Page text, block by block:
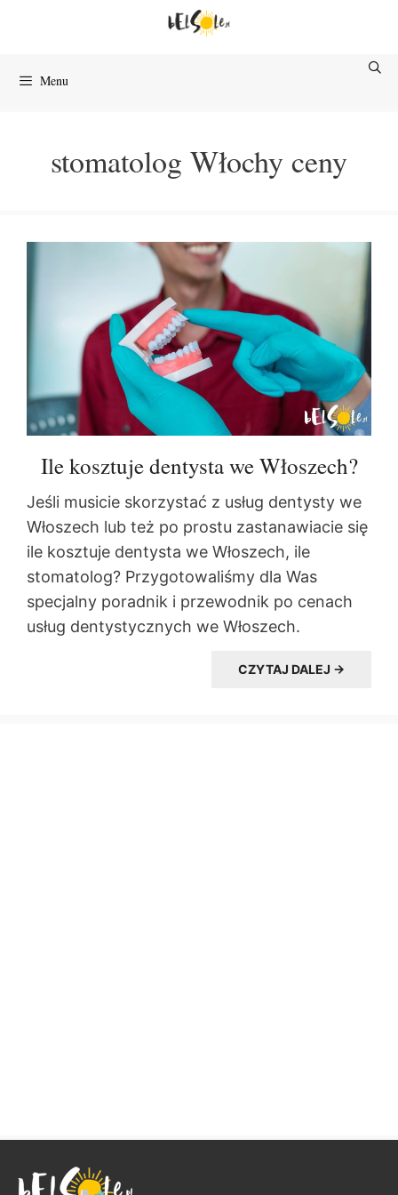
Menu
stomatolog Włochy ceny
Ile kosztuje dentysta we Włoszech?
Jeśli musicie skorzystać z usług dentysty we
Włoszech lub też po prostu zastanawiacie się
ile kosztuje dentysta we Włoszech, ile
stomatolog? Przygotowaliśmy dla Was
specjalny poradnik i przewodnik po cenach
usług dentystycznych we Włoszech.
CZYTAJ DALEJ →